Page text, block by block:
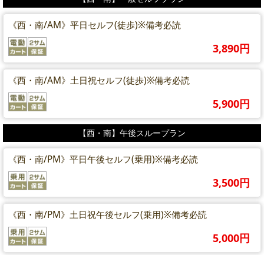
《西・南/AM》平日セルフ(徒歩)※備考必読
3,890円
《西・南/AM》土日祝セルフ(徒歩)※備考必読
5,900円
【西・南】午後スループラン
《西・南/PM》平日午後セルフ(乗用)※備考必読
3,500円
《西・南/PM》土日祝午後セルフ(乗用)※備考必読
5,000円